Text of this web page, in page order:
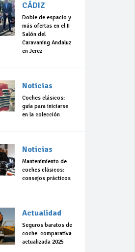
CÁDIZ
Doble de espacio y
más ofertas en el II
Salón del
Caravaning Andaluz
en Jerez
Noticias
Coches clásicos:
guía para iniciarse
en la colección
Noticias
Mantenimiento de
coches clásicos:
consejos prácticos
Actualidad
Seguros baratos de
coche: comparativa
actualizada 2025